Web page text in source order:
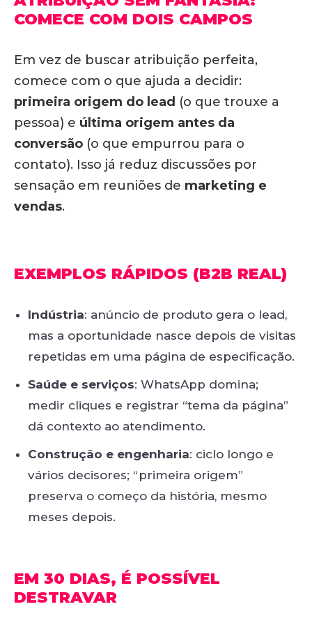
COMECE COM DOIS CAMPOS
Em vez de buscar atribuição perfeita,
comece com o que ajuda a decidir:
primeira origem do lead (o que trouxe a
pessoa) e última origem antes da
conversão (o que empurrou para o
contato). Isso já reduz discussões por
sensação em reuniões de marketing e
vendas.
EXEMPLOS RÁPIDOS (B2B REAL)
Indústria: anúncio de produto gera o lead,
mas a oportunidade nasce depois de visitas
repetidas em uma página de especificação.
Saúde e serviços: WhatsApp domina;
medir cliques e registrar “tema da página”
dá contexto ao atendimento.
Construção e engenharia: ciclo longo e
vários decisores; “primeira origem”
preserva o começo da história, mesmo
meses depois.
EM 30 DIAS, É POSSÍVEL
DESTRAVAR